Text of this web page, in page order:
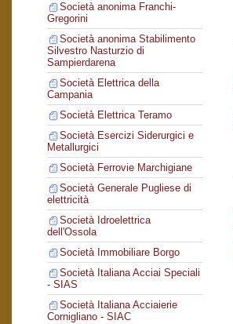
Società anonima Franchi-
Gregorini
Società anonima Stabilimento
Silvestro Nasturzio di
Sampierdarena
Società Elettrica della
Campania
Società Elettrica Teramo
Società Esercizi Siderurgici e
Metallurgici
Società Ferrovie Marchigiane
Società Generale Pugliese di
elettricità
Società Idroelettrica
dell'Ossola
Società Immobiliare Borgo
Società Italiana Acciai Speciali
- SIAS
Società Italiana Acciaierie
Cornigliano - SIAC